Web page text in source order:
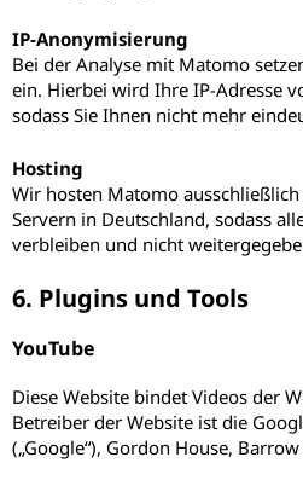
IP-Anonymisierung
Bei der Analyse mit Matomo
ein. Hierbei wird Ihre IP-Adresse
sodass Sie Ihnen nicht mehr
Hosting
Wir hosten Matomo
Servern in Deutschland, sodass
verbleiben und nicht
6. Plugins und Tools
YouTube
Diese Website bindet Videos der
Betreiber der Website ist die
(„Google“), Gordon House,